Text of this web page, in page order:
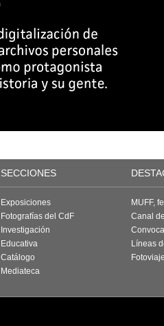
SECCIONES
Exposiciones
Fotografías del CdF
Investigación
Educativa
Catálogo
Mediateca
MUFF,
Canal
Líneas